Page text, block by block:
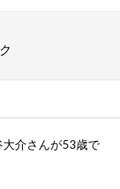
介さんが53歳で